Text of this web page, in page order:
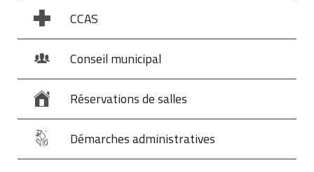
CCAS
Conseil municipal
Réservations de salles
Démarches administratives